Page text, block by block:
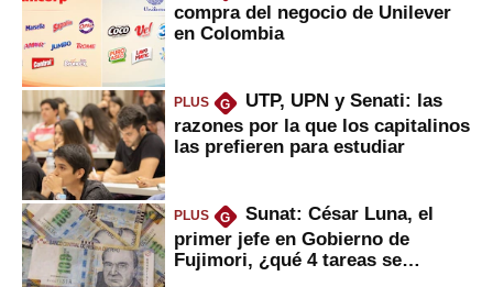
compra del negocio de Unilever
en Colombia
PLUS G
UTP, UPN y Senati: las
razones por la que los capitalinos
las prefieren para estudiar
PLUS G
Sunat: César Luna, el
primer jefe en Gobierno de
Fujimori, ¿qué 4 tareas se